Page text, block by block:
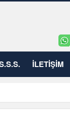
İLETİŞİM